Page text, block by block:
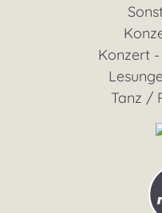
Konzert
Tanz /